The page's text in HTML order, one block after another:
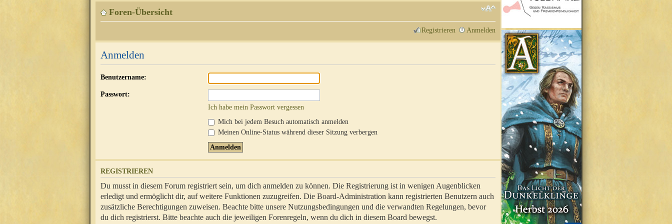
Foren-Übersicht
Registrieren Anmelden
Anmelden
Benutzername:
Passwort:
Ich habe mein Passwort vergessen
Mich bei jedem Besuch automatisch anmelden
Meinen Online-Status während dieser Sitzung verbergen
REGISTRIEREN
Du musst in diesem Forum registriert sein, um dich anmelden zu können. Die Registrierung ist in wenigen Augenblicken
erledigt und ermöglicht dir, auf weitere Funktionen zuzugreifen. Die Board-Administration kann registrierten Benutzern auch
zusätzliche Berechtigungen zuweisen. Beachte bitte unsere Nutzungsbedingungen und die verwandten Regelungen, bevor
du dich registrierst. Bitte beachte auch die jeweiligen Forenregeln, wenn du dich in diesem Board bewegst.